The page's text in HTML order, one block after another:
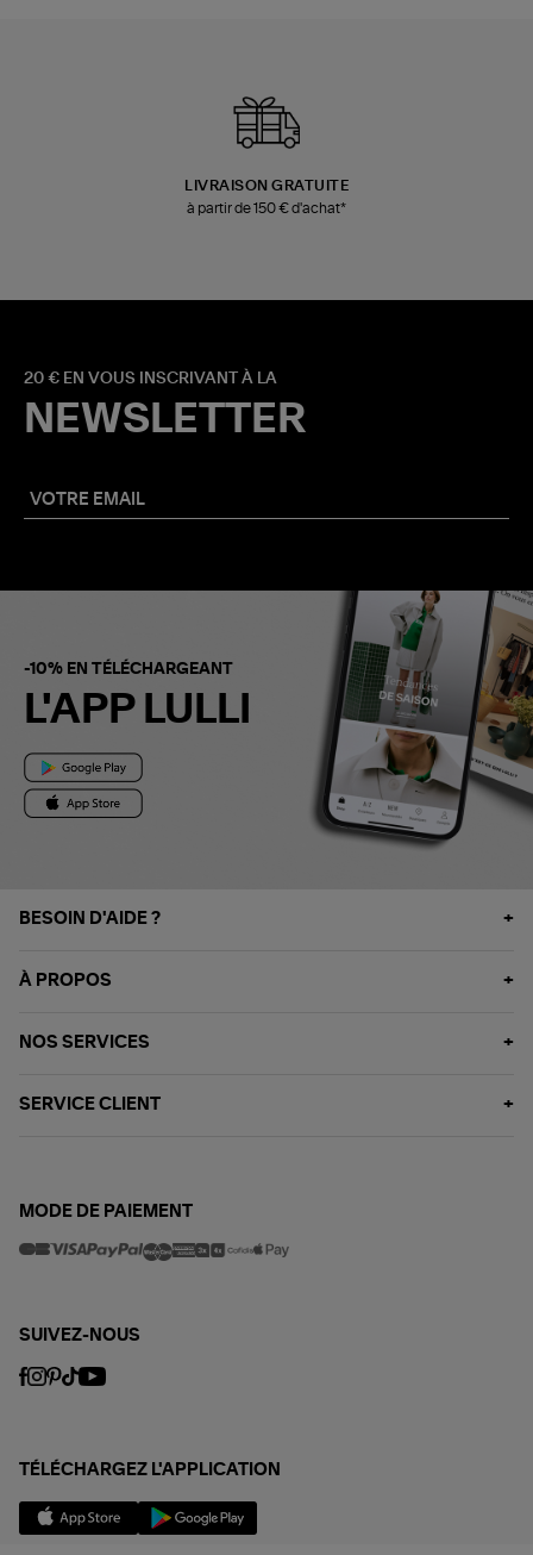
LIVRAISON GRATUITE
à partir de 150 € d'achat*
20 € EN VOUS INSCRIVANT À LA
NEWSLETTER
-10% EN TÉLÉCHARGEANT
L'APP LULLI
BESOIN D'AIDE ?
À PROPOS
NOS SERVICES
SERVICE CLIENT
MODE DE PAIEMENT
SUIVEZ-NOUS
TÉLÉCHARGEZ L'APPLICATION